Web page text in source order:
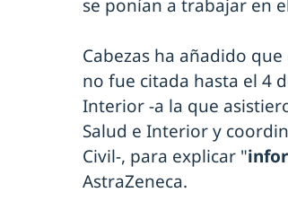
se ponían a trabajar en
Cabezas ha añadido
no fue citada hasta el 4
Interior -a la que
Salud e Interior y
Civil-, para explicar "
AstraZeneca.